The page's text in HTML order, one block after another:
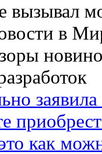
вызывал
в
как